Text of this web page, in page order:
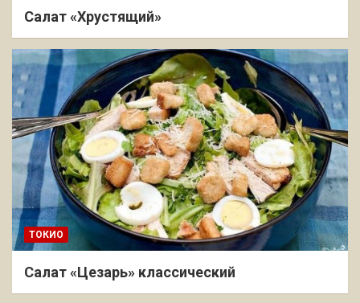
Салат «Хрустящий»
ТОКИО
Салат «Цезарь» классический